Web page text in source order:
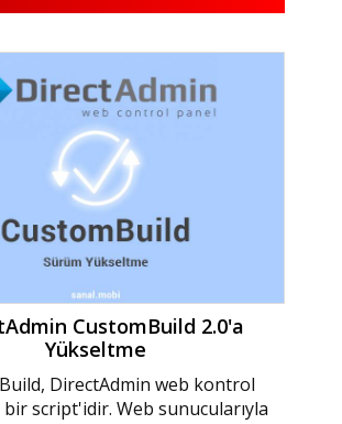
CustomBuild 2.0'a
Yükseltme
DirectAdmin web kontrol
script'idir. Web sunucularıyla